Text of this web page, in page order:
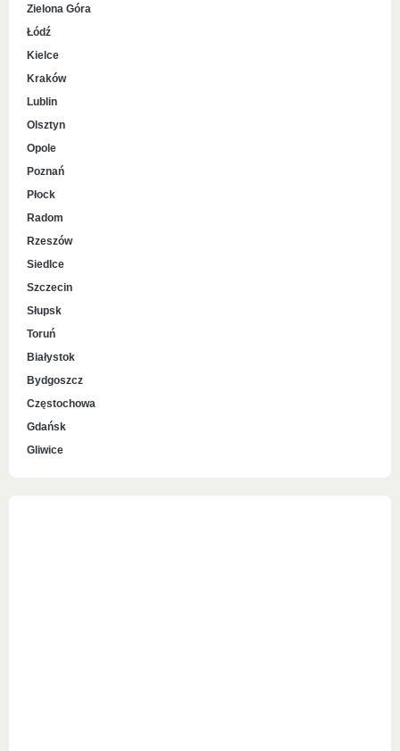
Zielona Góra
Łódź
Kielce
Kraków
Lublin
Olsztyn
Opole
Poznań
Płock
Radom
Rzeszów
Siedlce
Szczecin
Słupsk
Toruń
Białystok
Bydgoszcz
Częstochowa
Gdańsk
Gliwice